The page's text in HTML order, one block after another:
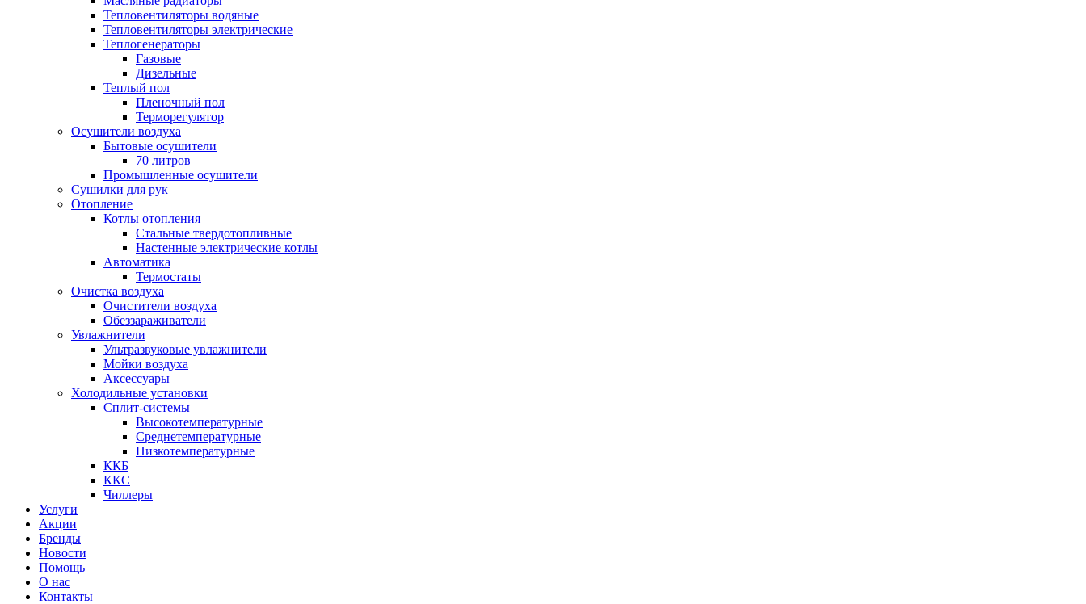
Тепловентиляторы водяные
Тепловентиляторы электрические
Теплогенераторы
Газовые
Дизельные
Теплый пол
Пленочный пол
Терморегулятор
Осушители воздуха
Бытовые осушители
70 литров
Промышленные осушители
Сушилки для рук
Отопление
Котлы отопления
Стальные твердотопливные
Настенные электрические котлы
Автоматика
Термостаты
Очистка воздуха
Очистители воздуха
Обеззараживатели
Увлажнители
Ультразвуковые увлажнители
Мойки воздуха
Аксессуары
Холодильные установки
Сплит-системы
Высокотемпературные
Среднетемпературные
Низкотемпературные
ККБ
ККС
Чиллеры
Услуги
Акции
Бренды
Новости
Помощь
О нас
Контакты